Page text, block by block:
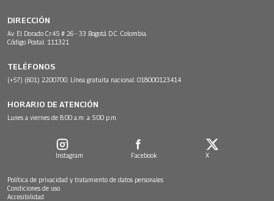
DIRECCIÓN
Av. El Dorado Cr.45 # 26 - 33 Bogotá D.C. Colombia.
Código Postal: 111321
TELÉFONOS
(+57) (601) 2200700. Línea gratuita nacional: 018000123414
HORARIO DE ATENCIÓN
Lunes a viernes de 8:00 a.m. a 5:00 p.m.
Instagram Facebook X
Política de privacidad y tratamiento de datos personales
Condiciones de uso
Accesibilidad